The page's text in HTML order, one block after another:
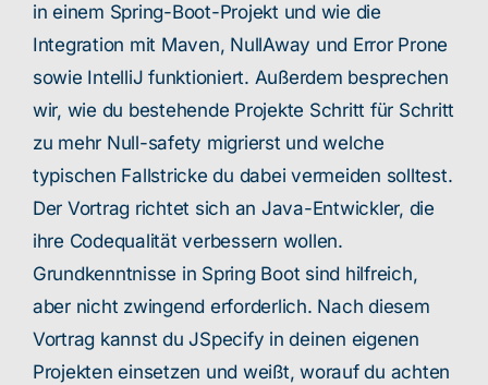
in einem Spring-Boot-Projekt und wie die
Integration mit Maven, NullAway und Error Prone
sowie IntelliJ funktioniert. Außerdem besprechen
wir, wie du bestehende Projekte Schritt für Schritt
zu mehr Null-safety migrierst und welche
typischen Fallstricke du dabei vermeiden solltest.
Der Vortrag richtet sich an Java-Entwickler, die
ihre Codequalität verbessern wollen.
Grundkenntnisse in Spring Boot sind hilfreich,
aber nicht zwingend erforderlich. Nach diesem
Vortrag kannst du JSpecify in deinen eigenen
Projekten einsetzen und weißt, worauf du achten